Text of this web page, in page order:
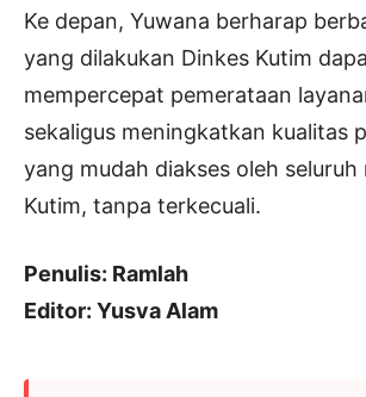
Ke depan, Yuwana berharap
yang dilakukan Dinkes Kutim
mempercepat pemerataan
sekaligus meningkatkan kualitas
yang mudah diakses oleh seluruh
Kutim, tanpa terkecuali.
Penulis: Ramlah
Editor: Yusva Alam